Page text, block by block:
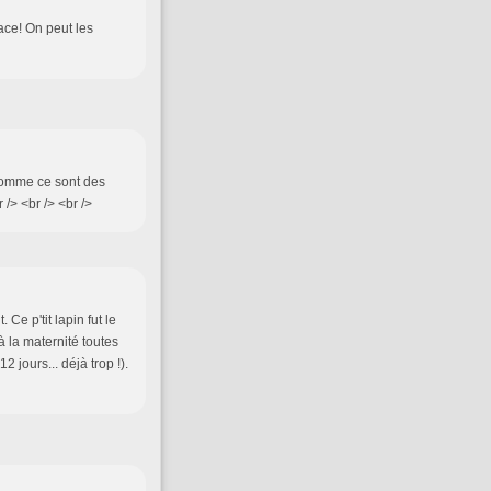
On peut les
ce sont des
/> <br /> <br />
Ce p'tit lapin fut le
la maternité toutes
jours... déjà trop !).